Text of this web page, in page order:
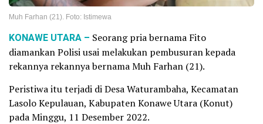
Muh Farhan (21). Foto: Istimewa
KONAWE UTARA – Seorang pria bernama Fito
diamankan Polisi usai melakukan pembusuran kepada
rekannya rekannya bernama Muh Farhan (21).
Peristiwa itu terjadi di Desa Waturambaha, Kecamatan
Lasolo Kepulauan, Kabupaten Konawe Utara (Konut)
pada Minggu, 11 Desember 2022.